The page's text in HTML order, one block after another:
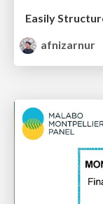
afnizarnur